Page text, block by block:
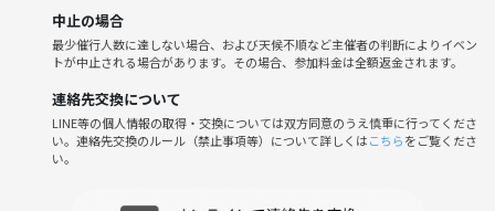
(事前クレジットから差し引いた額を現地でいただきます)
■参加服装■自由（私服、スーツＯＫです）
中止の場合
最少催行人数に達しない場合、および天候不順など主催者の判断によりイベン
トが中止される場合があります。その場合、参加料金は全額返金されます。
連絡先交換について
LINE等の個人情報の取得・交換については双方同意のうえ慎重に行ってくださ
い。連絡先交換のルール（禁止事項等）について詳しくはこちらをご覧くださ
い。